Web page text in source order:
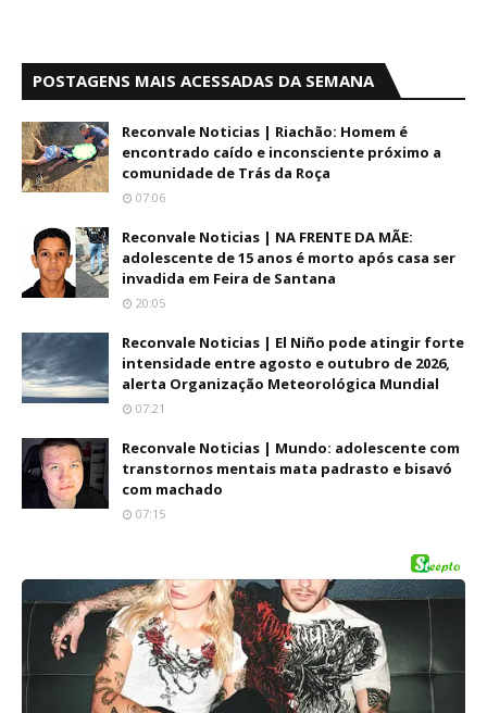
POSTAGENS MAIS ACESSADAS DA SEMANA
Reconvale Noticias | Riachão: Homem é
encontrado caído e inconsciente próximo a
comunidade de Trás da Roça
07:06
Reconvale Noticias | NA FRENTE DA MÃE:
adolescente de 15 anos é morto após casa ser
invadida em Feira de Santana
20:05
Reconvale Noticias | El Niño pode atingir forte
intensidade entre agosto e outubro de 2026,
alerta Organização Meteorológica Mundial
07:21
Reconvale Noticias | Mundo: adolescente com
transtornos mentais mata padrasto e bisavó
com machado
07:15